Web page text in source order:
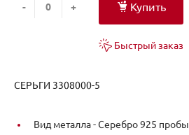
- + Купить
Быстрый заказ
СЕРЬГИ 3308000-5
Вид металла -Серебро 925 пробы